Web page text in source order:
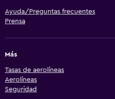
Ayuda/Preguntas frecuentes
Prensa
Más
Tasas de aerolíneas
Aerolíneas
Seguridad